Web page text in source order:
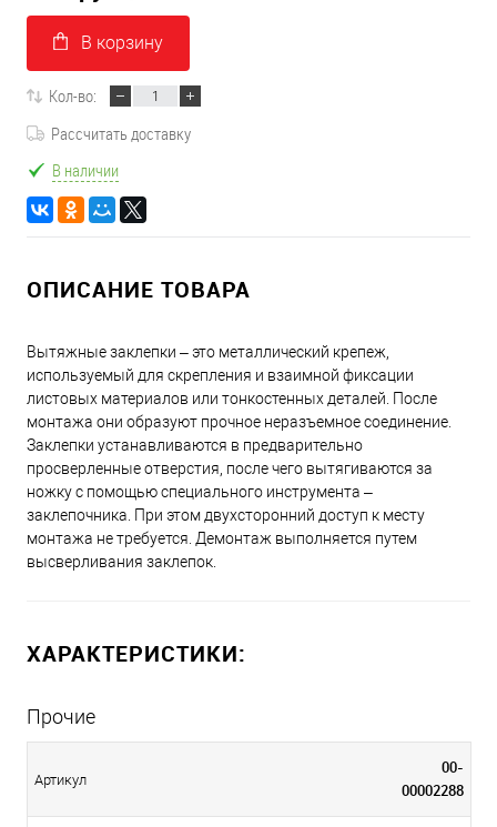
В корзину
Кол-во:
Рассчитать доставку
В наличии
ОПИСАНИЕ ТОВАРА
Вытяжные заклепки – это металлический крепеж,
используемый для скрепления и взаимной фиксации
листовых материалов или тонкостенных деталей. После
монтажа они образуют прочное неразъемное соединение.
Заклепки устанавливаются в предварительно
просверленные отверстия, после чего вытягиваются за
ножку с помощью специального инструмента –
заклепочника. При этом двухсторонний доступ к месту
монтажа не требуется. Демонтаж выполняется путем
высверливания заклепок.
ХАРАКТЕРИСТИКИ:
Прочие
Артикул
00-
00002288